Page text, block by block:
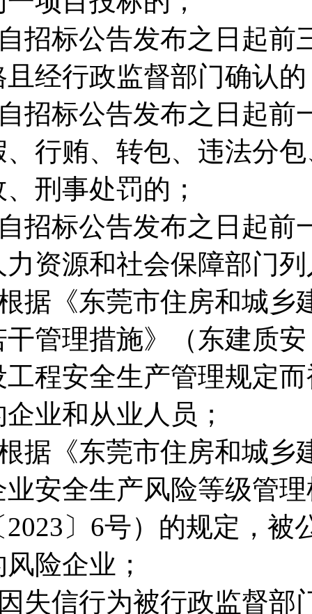
招标公告发布之日起前
且经行政监督部门确认
招标公告发布之日起前
、行贿、转包、违法分
、刑事处罚的；
招标公告发布之日起前
力资源和社会保障部门
据《东莞市住房和城乡
干管理措施》（东建质
工程安全生产管理规定
企业和从业人员；
据《东莞市住房和城乡
业安全生产风险等级管
2023〕6号）的规定，被
险企业；
失信行为被行政监督部